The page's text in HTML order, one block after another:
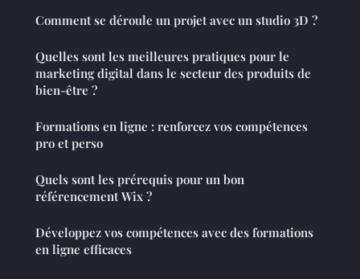
Comment se déroule un projet avec un studio 3D ?
Quelles sont les meilleures pratiques pour le
marketing digital dans le secteur des produits de
bien-être ?
Formations en ligne : renforcez vos compétences
pro et perso
Quels sont les prérequis pour un bon
référencement Wix ?
Développez vos compétences avec des formations
en ligne efficaces